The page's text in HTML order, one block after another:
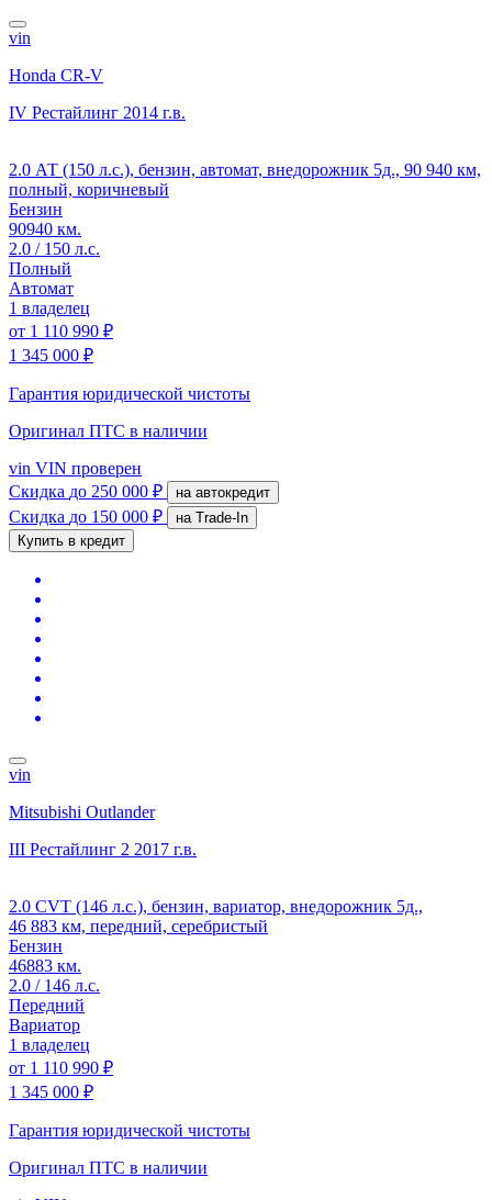
vin
Honda CR-V
IV Рестайлинг 2014 г.в.
2.0 АТ (150 л.с.), бензин, автомат, внедорожник 5д., 90 940 км,
полный, коричневый
Бензин
90940 км.
2.0 / 150 л.с.
Полный
Автомат
1 владелец
от 1 110 990 ₽
1 345 000 ₽
Гарантия юридической чистоты
Оригинал ПТС в наличии
vin VIN проверен
Скидка до 250 000 ₽ на автокредит
Скидка до 150 000 ₽
на Trade-In
Купить в кредит
vin
Mitsubishi Outlander
III Рестайлинг 2 2017 г.в.
2.0 CVT (146 л.с.), бензин, вариатор, внедорожник 5д.,
46 883 км, передний, серебристый
Бензин
46883 км.
2.0 / 146 л.с.
Передний
Вариатор
1 владелец
от 1 110 990 ₽
1 345 000 ₽
Гарантия юридической чистоты
Оригинал ПТС в наличии